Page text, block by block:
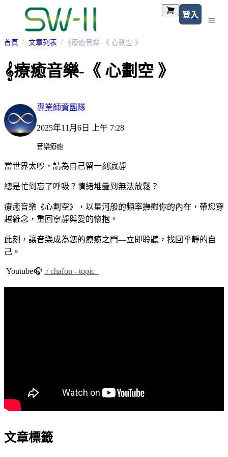
登入
首頁 文章列表 𝄞療癒音樂-《 心劃空 》
𝄞療癒音樂-《 心劃空 》
專業師資團隊
2025年11月6日 上午 7:28
音樂療癒
當世界太吵，請為自己留一刻寂靜
總是忙到忘了呼吸？情緒堆疊到無法放鬆？
療癒音樂《心劃空》，以星河般的頻率撫慰你的內在，帶您穿
越雜念，重回寧靜與愛的懷抱。
此刻，讓音樂成為您的療癒之門—立即聆聽，找回平靜的自
己。
Youtube🎧 / chafon - topic
文章標籤